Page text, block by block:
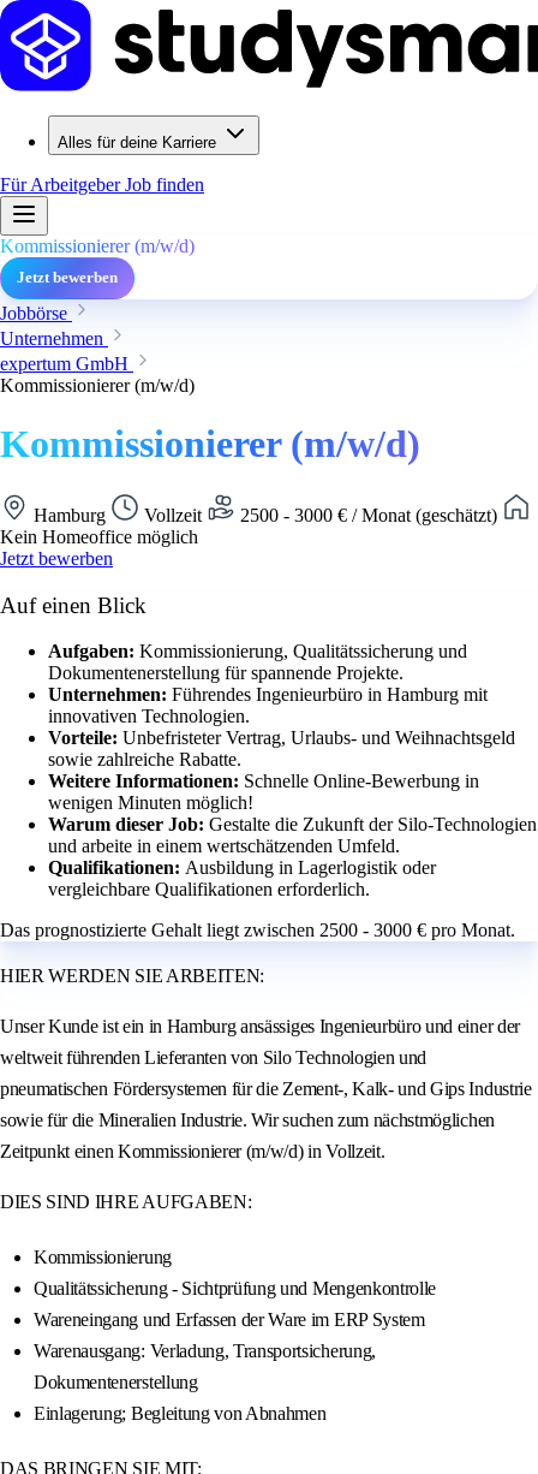
Alles für deine Karriere
Für ArbeitgeberJob finden
Kommissionierer (m/w/d)
Jetzt bewerben
Jobbörse
Unternehmen
expertum GmbH
Kommissionierer (m/w/d)
Kommissionierer (m/w/d)
Hamburg Vollzeit
2500 - 3000 € / Monat (geschätzt)
Kein Homeoffice möglich
Jetzt bewerben
Auf einen Blick
Aufgaben: Kommissionierung, Qualitätssicherung und
Dokumentenerstellung für spannende Projekte.
Unternehmen: Führendes Ingenieurbüro in Hamburg mit
innovativen Technologien.
Vorteile: Unbefristeter Vertrag, Urlaubs- und Weihnachtsgeld
sowie zahlreiche Rabatte.
Weitere Informationen: Schnelle Online-Bewerbung in
wenigen Minuten möglich!
Warum dieser Job: Gestalte die Zukunft der Silo-Technologien
und arbeite in einem wertschätzenden Umfeld.
Qualifikationen: Ausbildung in Lagerlogistik oder
vergleichbare Qualifikationen erforderlich.
Das prognostizierte Gehalt liegt zwischen 2500 - 3000 € pro Monat.
HIER WERDEN SIE ARBEITEN:
Unser Kunde ist ein in Hamburg ansässiges Ingenieurbüro und einer der
weltweit führenden Lieferanten von Silo Technologien und
pneumatischen Fördersystemen für die Zement-, Kalk- und Gips Industrie
sowie für die Mineralien Industrie. Wir suchen zum nächstmöglichen
Zeitpunkt einen Kommissionierer (m/w/d) in Vollzeit.
DIES SIND IHRE AUFGABEN:
Kommissionierung
Qualitätssicherung - Sichtprüfung und Mengenkontrolle
Wareneingang und Erfassen der Ware im ERP System
Warenausgang: Verladung, Transportsicherung,
Dokumentenerstellung
Einlagerung; Begleitung von Abnahmen
DAS BRINGEN SIE MIT: